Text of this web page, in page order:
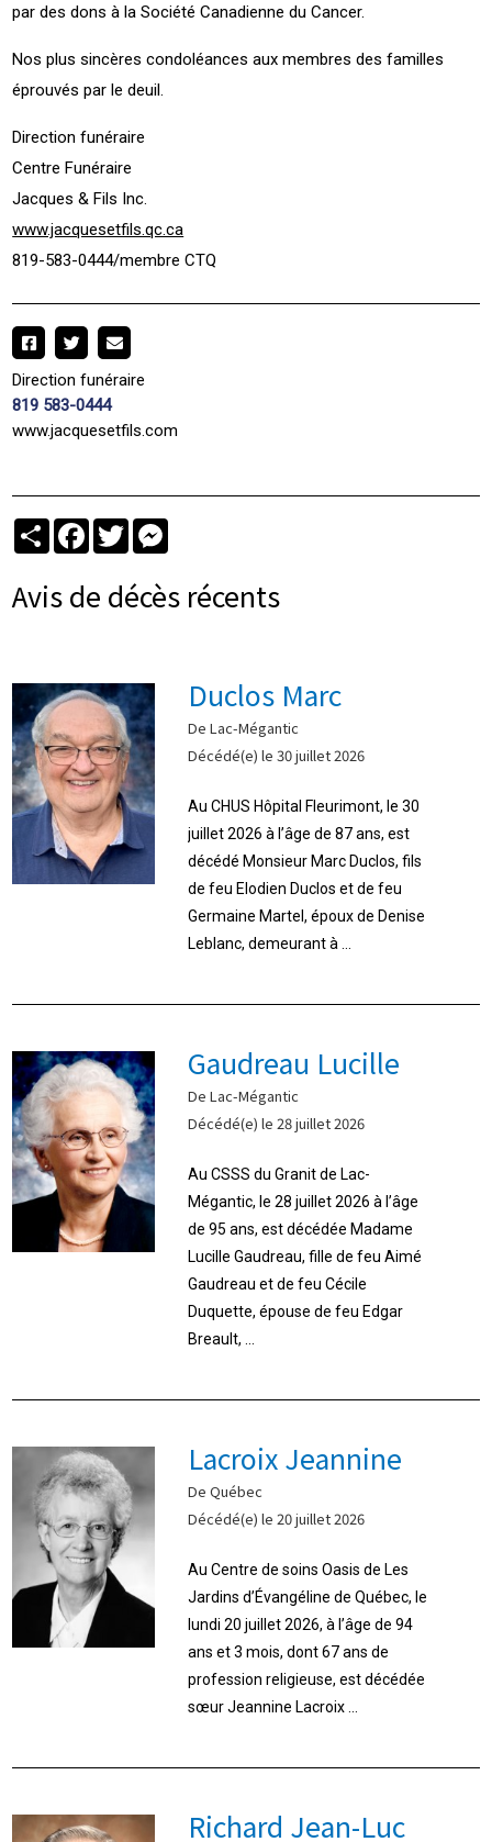
par des dons à la Société Canadienne du Cancer.
Nos plus sincères condoléances aux membres des familles
éprouvés par le deuil.
Direction funéraire
Centre Funéraire
Jacques & Fils Inc.
www.jacquesetfils.qc.ca
819-583-0444/membre CTQ
Direction funéraire
819 583-0444
www.jacquesetfils.com
PartagerFacebook
Twitter
Avis de décès récents
Duclos Marc
De Lac-Mégantic
Décédé(e) le 30 juillet 2026
Au CHUS Hôpital Fleurimont, le 30
juillet 2026 à l’âge de 87 ans, est
décédé Monsieur Marc Duclos, fils
de feu Elodien Duclos et de feu
Germaine Martel, époux de Denise
Leblanc, demeurant à ...
Gaudreau Lucille
De Lac-Mégantic
Décédé(e) le 28 juillet 2026
Au CSSS du Granit de Lac-
Mégantic, le 28 juillet 2026 à l’âge
de 95 ans, est décédée Madame
Lucille Gaudreau, fille de feu Aimé
Gaudreau et de feu Cécile
Duquette, épouse de feu Edgar
Breault, ...
Lacroix Jeannine
De Québec
Décédé(e) le 20 juillet 2026
Au Centre de soins Oasis de Les
Jardins d’Évangéline de Québec, le
lundi 20 juillet 2026, à l’âge de 94
ans et 3 mois, dont 67 ans de
profession religieuse, est décédée
sœur Jeannine Lacroix ...
Richard Jean-Luc